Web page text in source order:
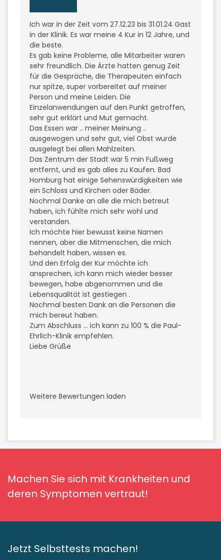
Ich war in der Zeit vom 27.12.23 bis 31.01.24 Gast
in der Klinik. Es war meine 4 Kur in 12 Jahre, und
die beste.
Es gab keine Probleme, alle Mitarbeiter waren
sehr freundlich. Die Ärzte hatten genug Zeit
für die Gespräche, die Therapeuten einfach
nur spitze, super vorbereitet auf meiner
Person und meine Leiden. Die
Einzelanwendungen auf den Punkt getroffen,
sehr gut erklärt und Mut gemacht.
Das Essen war .. meiner Meinung ..
ausgewogen und sehr gut, viel Obst wurde
ausgelegt bei allen Mahlzeiten.
Das Zentrum der Stadt war 5 min Fußweg
entfernt, und es gab alles zu Kaufen. Bad
Homburg hat einige Sehenswürdigkeiten wie
ein Schloss und Kirchen oder Bäder.
Nochmal Danke an alle die mich betreut
haben, ich fühlte mich sehr wohl und
verstanden.
Ich möchte hier bewusst keine Namen
nennen, aber die Mitmenschen, die mich
behandelt haben, wissen es.
Und den Erfolg der Kur möchte ich
ansprechen, ich kann mich wieder besser
bewegen, habe abgenommen und die
Lebensqualität ist gestiegen .
Nochmal besten Dank an die Personen die
mich bereut haben.
Zum Abschluss ... ich kann zu 100 % die Paul-
Ehrlich-Klinik empfehlen.
Liebe Grüße
Weitere Bewertungen laden
Machen Sie sich mit Krankheiten und
deren Symptomen vertraut!
Jetzt Selbsttests machen!